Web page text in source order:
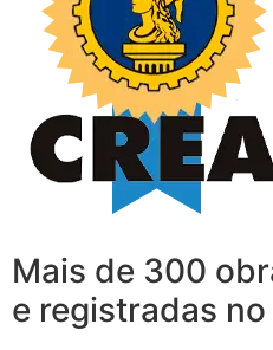
Mais de 300
e registradas no